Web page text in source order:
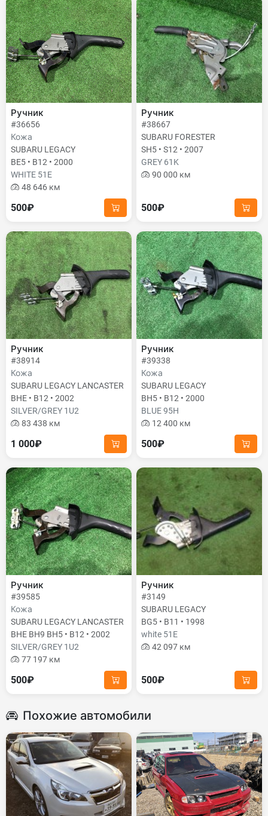
Ручник
#36656
Кожа
SUBARU LEGACY
BE5 • B12 • 2000
WHITE 51E
48 646 км
500₽
Ручник
#38667
SUBARU FORESTER
SH5 • S12 • 2007
GREY 61K
90 000 км
500₽
Ручник
#38914
Кожа
SUBARU LEGACY LANCASTER
BHE • B12 • 2002
SILVER/GREY 1U2
83 438 км
1 000₽
Ручник
#39338
Кожа
SUBARU LEGACY
BH5 • B12 • 2000
BLUE 95H
12 400 км
500₽
Ручник
#39585
Кожа
SUBARU LEGACY LANCASTER
BHE BH9 BH5 • B12 • 2002
SILVER/GREY 1U2
77 197 км
500₽
Ручник
#3149
SUBARU LEGACY
BG5 • B11 • 1998
white 51E
42 097 км
500₽
Похожие автомобили